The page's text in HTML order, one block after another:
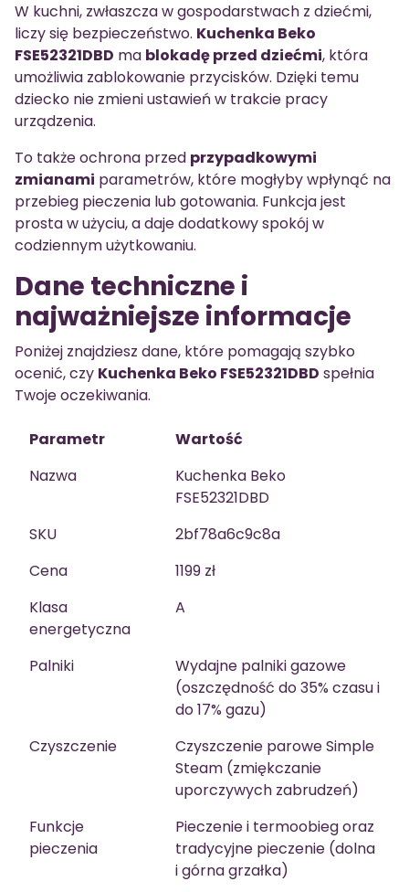
W kuchni, zwłaszcza w gospodarstwach z dziećmi,
liczy się bezpieczeństwo. Kuchenka Beko
FSE52321DBD ma blokadę przed dziećmi, która
umożliwia zablokowanie przycisków. Dzięki temu
dziecko nie zmieni ustawień w trakcie pracy
urządzenia.
To także ochrona przed przypadkowymi
zmianami parametrów, które mogłyby wpłynąć na
przebieg pieczenia lub gotowania. Funkcja jest
prosta w użyciu, a daje dodatkowy spokój w
codziennym użytkowaniu.
Dane techniczne i
najważniejsze informacje
Poniżej znajdziesz dane, które pomagają szybko
ocenić, czy Kuchenka Beko FSE52321DBD spełnia
Twoje oczekiwania.
Parametr
Wartość
Nazwa
Kuchenka Beko
FSE52321DBD
SKU
2bf78a6c9c8a
Cena
1199 zł
Klasa
energetyczna
A
Palniki
Wydajne palniki gazowe
(oszczędność do 35% czasu i
do 17% gazu)
Czyszczenie
Czyszczenie parowe Simple
Steam (zmiękczanie
uporczywych zabrudzeń)
Funkcje
pieczenia
Pieczenie i termoobieg oraz
tradycyjne pieczenie (dolna
i górna grzałka)